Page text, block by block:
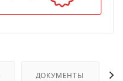
ДОКУМЕНТЫ